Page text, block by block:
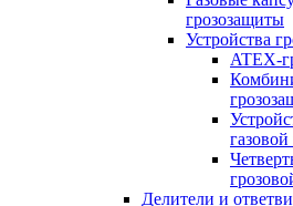
грозозащиты
Устройства
ATEX-
Делители и